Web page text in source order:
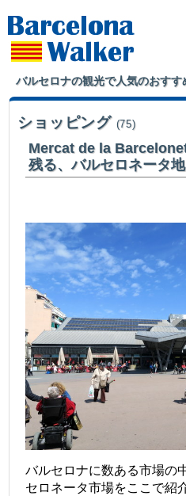
バルセロナの観光で人気のおすす
ショッピング (75)
Mercat de la
残る、バルセロネータ
バルセロナに数ある市場の
セロネータ市場をここで紹